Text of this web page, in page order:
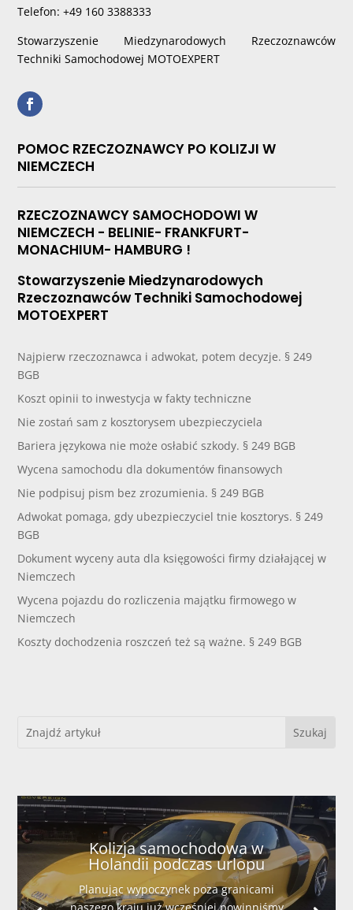
Telefon: +49 160 3388333
Stowarzyszenie Miedzynarodowych Rzeczoznawców
Techniki Samochodowej MOTOEXPERT
POMOC RZECZOZNAWCY PO KOLIZJI W
NIEMCZECH
RZECZOZNAWCY SAMOCHODOWI W
NIEMCZECH - BELINIE- FRANKFURT-
MONACHIUM- HAMBURG !
Stowarzyszenie Miedzynarodowych
Rzeczoznawców Techniki Samochodowej
MOTOEXPERT
Najpierw rzeczoznawca i adwokat, potem decyzje. § 249
BGB
Koszt opinii to inwestycja w fakty techniczne
Nie zostań sam z kosztorysem ubezpieczyciela
Bariera językowa nie może osłabić szkody. § 249 BGB
Wycena samochodu dla dokumentów finansowych
Nie podpisuj pism bez zrozumienia. § 249 BGB
Adwokat pomaga, gdy ubezpieczyciel tnie kosztorys. § 249
BGB
Dokument wyceny auta dla księgowości firmy działającej w
Niemczech
Wycena pojazdu do rozliczenia majątku firmowego w
Niemczech
Koszty dochodzenia roszczeń też są ważne. § 249 BGB
Kolizja samochodowa w
Holandii podczas urlopu
Planując wypoczynek poza granicami